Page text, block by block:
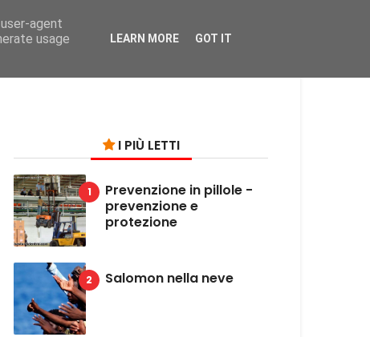
I PIÙ LETTI
Prevenzione in pillole -
prevenzione e
protezione
Salomon nella neve
agent
usage
LEARN MORE GOT IT